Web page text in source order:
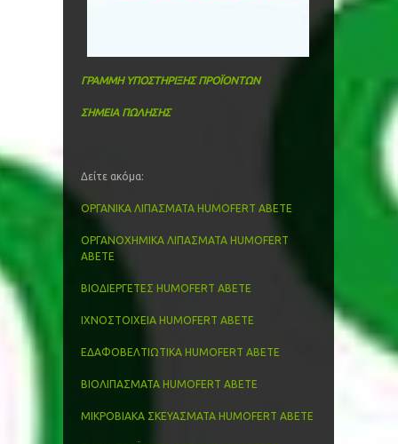
ΓΡΑΜΜΗ ΥΠΟΣΤΗΡΙΞΗΣ ΠΡΟΪΟΝΤΩΝ
ΣΗΜΕΙΑ ΠΩΛΗΣΗΣ
Δείτε ακόμα:
ΟΡΓΑΝΙΚΑ ΛΙΠΑΣΜΑΤΑ HUMOFERT ABETE
ΟΡΓΑΝΟΧΗΜΙΚΑ ΛΙΠΑΣΜΑΤΑ HUMOFERT
ABETE
ΒΙΟΔΙΕΡΓΕΤΕΣ HUMOFERT ABETE
ΙΧΝΟΣΤΟΙΧΕΙΑ HUMOFERT ABETE
ΕΔΑΦΟΒΕΛΤΙΩΤΙΚΑ HUMOFERT ABETE
ΒΙΟΛΙΠΑΣΜΑΤΑ HUMOFERT ABETE
ΜΙΚΡΟΒΙΑΚΑ ΣΚΕΥΑΣΜΑΤΑ HUMOFERT ABETE